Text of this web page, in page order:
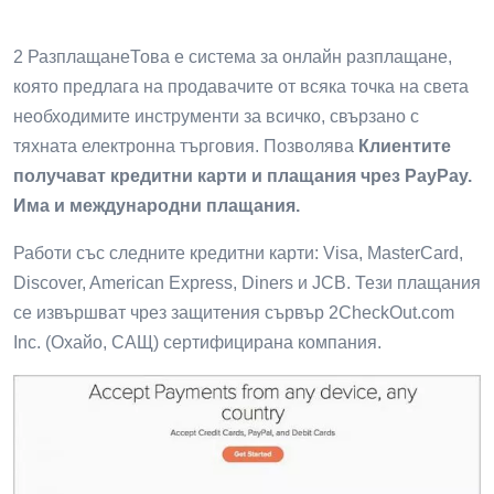
2 РазплащанеТова е система за онлайн разплащане,
която предлага на продавачите от всяка точка на света
необходимите инструменти за всичко, свързано с
тяхната електронна търговия. Позволява Клиентите
получават кредитни карти и плащания чрез PayPay.
Има и международни плащания.
Работи със следните кредитни карти: Visa, MasterCard,
Discover, American Express, Diners и JCB. Тези плащания
се извършват чрез защитения сървър 2CheckOut.com
Inc. (Охайо, САЩ) сертифицирана компания.